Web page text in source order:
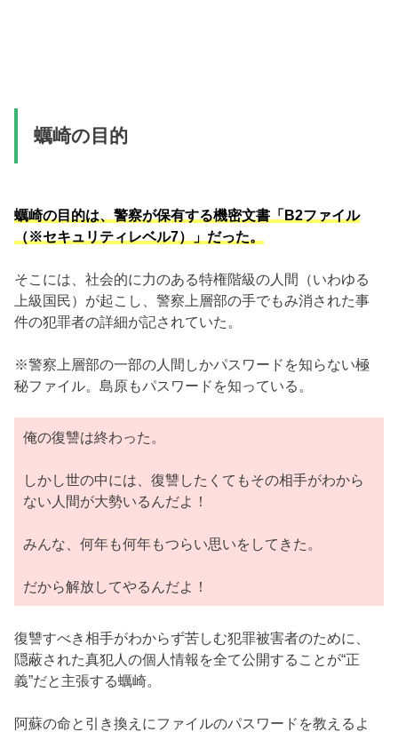
蠣崎の目的
蠣崎の目的は、警察が保有する機密文書「B2ファイル
（※セキュリティレベル7）」だった。
そこには、社会的に力のある特権階級の人間（いわゆる
上級国民）が起こし、警察上層部の手でもみ消された事
件の犯罪者の詳細が記されていた。
※警察上層部の一部の人間しかパスワードを知らない極
秘ファイル。島原もパスワードを知っている。
俺の復讐は終わった。
しかし世の中には、復讐したくてもその相手がわから
ない人間が大勢いるんだよ！
みんな、何年も何年もつらい思いをしてきた。
だから解放してやるんだよ！
復讐すべき相手がわからず苦しむ犯罪被害者のために、
隠蔽された真犯人の個人情報を全て公開することが“正
義”だと主張する蠣崎。
阿蘇の命と引き換えにファイルのパスワードを教えるよ